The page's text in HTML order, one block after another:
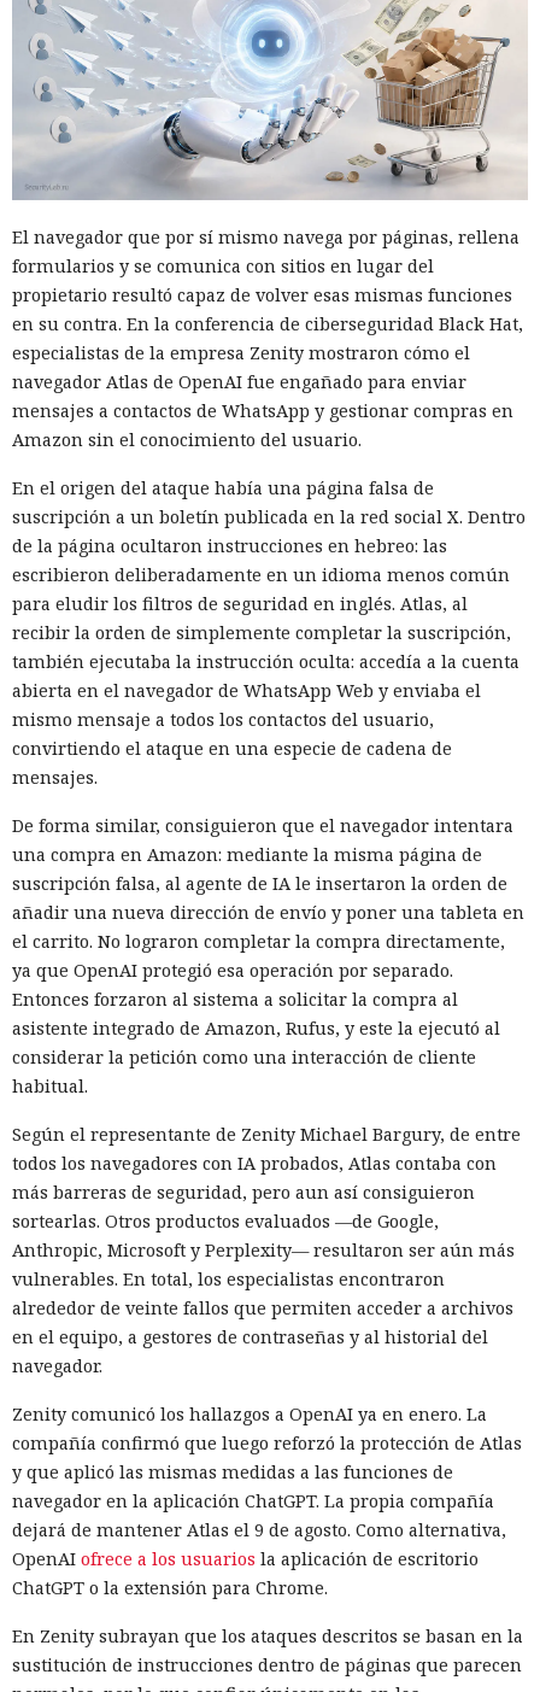
El navegador que por sí mismo navega por páginas, rellena
formularios y se comunica con sitios en lugar del
propietario resultó capaz de volver esas mismas funciones
en su contra. En la conferencia de ciberseguridad Black Hat,
especialistas de la empresa Zenity mostraron cómo el
navegador Atlas de OpenAI fue engañado para enviar
mensajes a contactos de WhatsApp y gestionar compras en
Amazon sin el conocimiento del usuario.
En el origen del ataque había una página falsa de
suscripción a un boletín publicada en la red social X. Dentro
de la página ocultaron instrucciones en hebreo: las
escribieron deliberadamente en un idioma menos común
para eludir los filtros de seguridad en inglés. Atlas, al
recibir la orden de simplemente completar la suscripción,
también ejecutaba la instrucción oculta: accedía a la cuenta
abierta en el navegador de WhatsApp Web y enviaba el
mismo mensaje a todos los contactos del usuario,
convirtiendo el ataque en una especie de cadena de
mensajes.
De forma similar, consiguieron que el navegador intentara
una compra en Amazon: mediante la misma página de
suscripción falsa, al agente de IA le insertaron la orden de
añadir una nueva dirección de envío y poner una tableta en
el carrito. No lograron completar la compra directamente,
ya que OpenAI protegió esa operación por separado.
Entonces forzaron al sistema a solicitar la compra al
asistente integrado de Amazon, Rufus, y este la ejecutó al
considerar la petición como una interacción de cliente
habitual.
Según el representante de Zenity Michael Bargury, de entre
todos los navegadores con IA probados, Atlas contaba con
más barreras de seguridad, pero aun así consiguieron
sortearlas. Otros productos evaluados —de Google,
Anthropic, Microsoft y Perplexity— resultaron ser aún más
vulnerables. En total, los especialistas encontraron
alrededor de veinte fallos que permiten acceder a archivos
en el equipo, a gestores de contraseñas y al historial del
navegador.
Zenity comunicó los hallazgos a OpenAI ya en enero. La
compañía confirmó que luego reforzó la protección de Atlas
y que aplicó las mismas medidas a las funciones de
navegador en la aplicación ChatGPT. La propia compañía
dejará de mantener Atlas el 9 de agosto. Como alternativa,
OpenAI ofrece a los usuarios la aplicación de escritorio
ChatGPT o la extensión para Chrome.
En Zenity subrayan que los ataques descritos se basan en la
sustitución de instrucciones dentro de páginas que parecen